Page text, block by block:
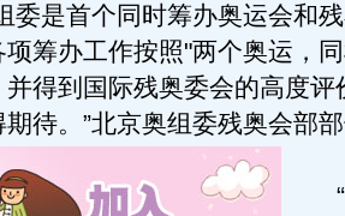
是首个同时筹办奥运会和残
筹办工作按照"两个奥运，
并得到国际残奥委会的高度评
待。 ”北京奥组委残奥会部
“